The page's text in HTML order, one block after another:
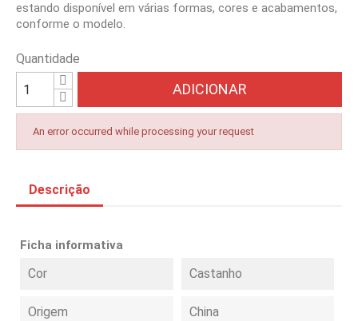
estando disponível em várias formas, cores e acabamentos,
conforme o modelo.
Quantidade
ADICIONAR
An error occurred while processing your request
Descrição
Ficha informativa
Cor Castanho
Origem China